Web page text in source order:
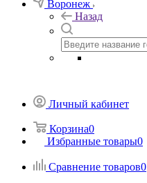
Воронеж
Назад
Личный кабинет
Корзина0
Избранные товары0
Сравнение товаров0